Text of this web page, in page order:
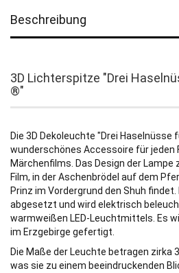
Beschreibung
3D Lichterspitze "Drei
®"
Die 3D Dekoleuchte "Drei
wunderschönes Accessoire für jeden
Märchenfilms. Das Design der Lampe
Film, in der Aschenbrödel auf dem
Prinz im Vordergrund den Shuh
abgesetzt und wird elektrisch
warmweißen LED-Leuchtmittels. Es
im Erzgebirge gefertigt.
Die Maße der Leuchte betragen zirka
was sie zu einem beeindruckenden